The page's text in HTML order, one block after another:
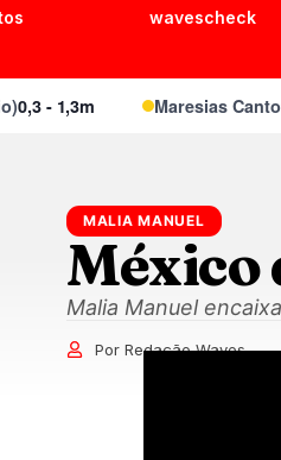
wavescheck
- 1,3m Maresias Canto
MALIA MANUEL
México
Malia Manuel
Por Redação Waves